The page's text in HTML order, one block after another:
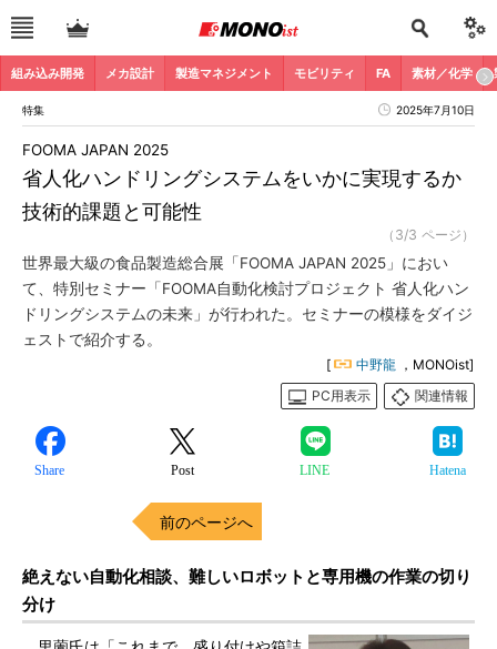
組み込み開発 メカ設計 製造マネジメント モビリティ FA 素材／化学
特集 2025年7月10日
省人化ハンドリングシステムをいかに実現するか
技術的課題と可能性
FOOMA JAPAN 2025
（3/3 ページ）
世界最大級の食品製造総合展「FOOMA JAPAN 2025」におい
て、特別セミナー「FOOMA自動化検討プロジェクト 省人化ハン
ドリングシステムの未来」が行われた。セミナーの模様をダイジ
ェストで紹介する。
[ 中野龍 ，MONOist]
PC用表示
関連情報
Share Post LINE Hatena
前のページへ
絶えない自動化相談、難しいロボットと専用機の作業の切り
分け